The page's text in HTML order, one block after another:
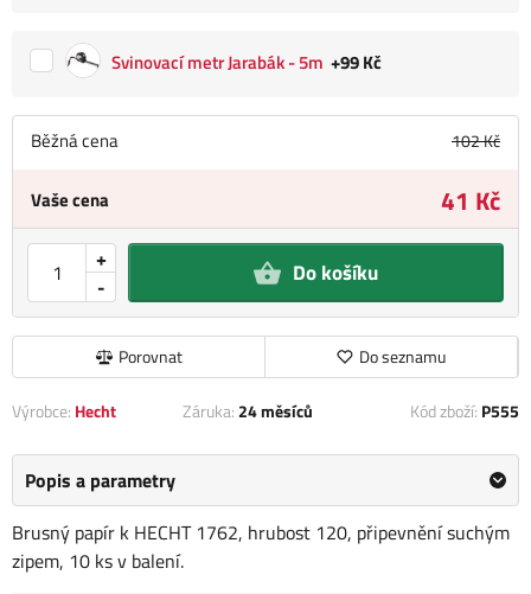
Běžná cena 102 Kč
Vaše cena 41 Kč
-
+ Do košíku
Porovnat Do seznamu
Svinovací metr Jarabák - 5m +99 Kč
Výrobce: Hecht Záruka: 24 měsíců Kód zboží: P555
Popis a parametry
Brusný papír k HECHT 1762, hrubost 120, připevnění suchým
zipem, 10 ks v balení.